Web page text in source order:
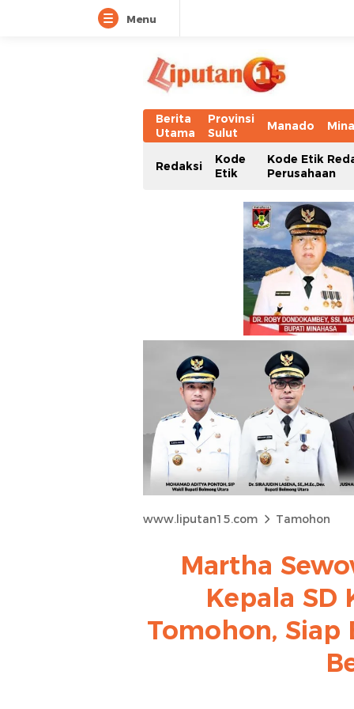
Menu
Berita
Utama
Provinsi
Sulut
Manado
Redaksi
Kode
Etik
Kode Etik
Perusahaan
www.liputan15.com Tamohon
Martha
Kepala SD
Tomohon, Siap